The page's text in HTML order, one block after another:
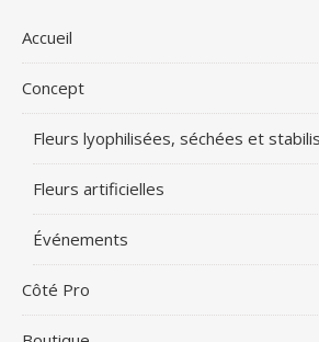
Accueil
Concept
Fleurs lyophilisées, séchées et
Fleurs artificielles
Événements
Côté Pro